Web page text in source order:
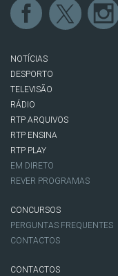
NOTÍCIAS
DESPORTO
TELEVISÃO
RÁDIO
RTP ARQUIVOS
RTP ENSINA
RTP PLAY
EM DIRETO
REVER PROGRAMAS
CONCURSOS
PERGUNTAS FREQUENTES
CONTACTOS
CONTACTOS